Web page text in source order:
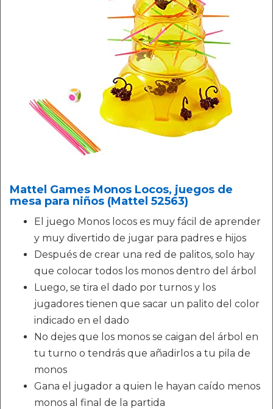
Mattel Games Monos Locos, juegos de
mesa para niños (Mattel 52563)
El juego Monos locos es muy fácil de aprender
y muy divertido de jugar para padres e hijos
Después de crear una red de palitos, solo hay
que colocar todos los monos dentro del árbol
Luego, se tira el dado por turnos y los
jugadores tienen que sacar un palito del color
indicado en el dado
No dejes que los monos se caigan del árbol en
tu turno o tendrás que añadirlos a tu pila de
monos
Gana el jugador a quien le hayan caído menos
monos al final de la partida ​